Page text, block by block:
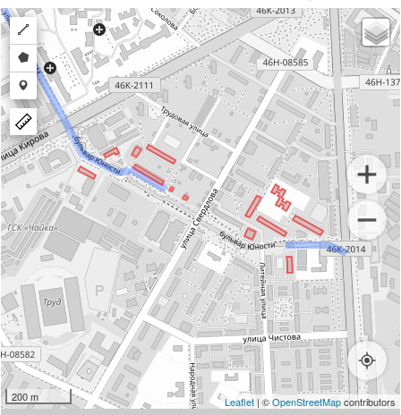
Draw
a
polyline
Draw
a
polygon
Draw
a
marker
200 m Leaflet| ©OpenStreetMapcontributors